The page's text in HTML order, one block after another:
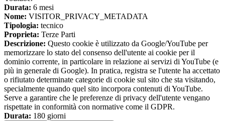
Durata: 6 mesi
Nome: VISITOR_PRIVACY_METADATA
Tipologia: tecnico
Proprieta: Terze Parti
Descrizione: Questo cookie è utilizzato da Google/YouTube per
memorizzare lo stato del consenso dell'utente ai cookie per il
dominio corrente, in particolare in relazione ai servizi di YouTube (e
più in generale di Google). In pratica, registra se l'utente ha accettato
o rifiutato determinate categorie di cookie sul sito che sta visitando,
specialmente quando quel sito incorpora contenuti di YouTube.
Serve a garantire che le preferenze di privacy dell'utente vengano
rispettate in conformità con normative come il GDPR.
Durata: 180 giorni